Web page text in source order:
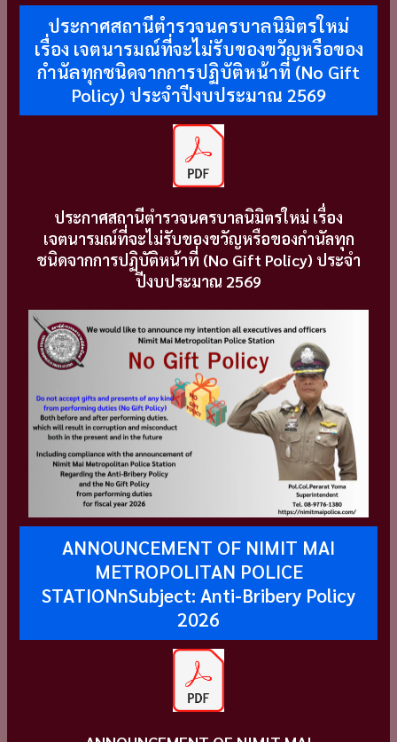
ประกาศสถานีตำรวจนครบาลนิมิตรใหม่
เรื่อง เจตนารมณ์ที่จะไม่รับของขวัญหรือของ
กำนัลทุกชนิดจากการปฏิบัติหน้าที่ (No Gift
Policy) ประจำปีงบประมาณ 2569
ประกาศสถานีตำรวจนครบาลนิมิตรใหม่ เรื่อง
เจตนารมณ์ที่จะไม่รับของขวัญหรือของกำนัลทุก
ชนิดจากการปฏิบัติหน้าที่ (No Gift Policy) ประจำ
ปีงบประมาณ 2569
ANNOUNCEMENT OF NIMIT MAI
METROPOLITAN POLICE
STATIONnSubject: Anti-Bribery Policy
2026